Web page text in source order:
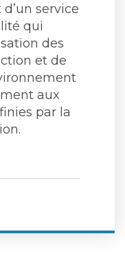
service
qui
des
et de
aux
par la